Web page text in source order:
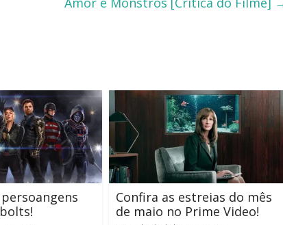
Confira as estreias do mês
de maio no Prime Video!